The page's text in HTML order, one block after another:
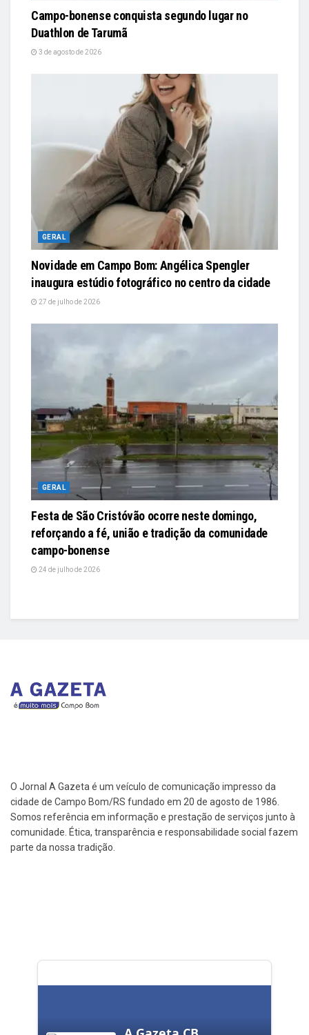
Campo-bonense conquista segundo lugar no
Duathlon de Tarumã
3 de agosto de 2026
GERAL
Novidade em Campo Bom: Angélica Spengler
inaugura estúdio fotográfico no centro da cidade
27 de julho de 2026
GERAL
Festa de São Cristóvão ocorre neste domingo,
reforçando a fé, união e tradição da comunidade
campo-bonense
24 de julho de 2026
O Jornal A Gazeta é um veículo de comunicação impresso da
cidade de Campo Bom/RS fundado em 20 de agosto de 1986.
Somos referência em informação e prestação de serviços junto à
comunidade. Ética, transparência e responsabilidade social fazem
parte da nossa tradição.